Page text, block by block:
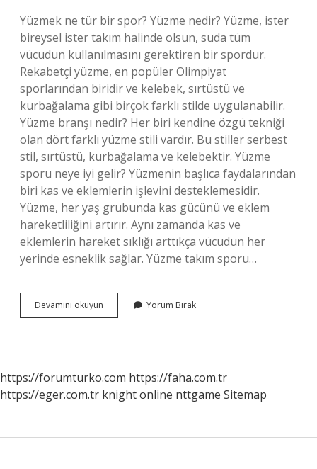
Yüzmek ne tür bir spor? Yüzme nedir? Yüzme, ister
bireysel ister takım halinde olsun, suda tüm
vücudun kullanılmasını gerektiren bir spordur.
Rekabetçi yüzme, en popüler Olimpiyat
sporlarından biridir ve kelebek, sırtüstü ve
kurbağalama gibi birçok farklı stilde uygulanabilir.
Yüzme branşı nedir? Her biri kendine özgü tekniği
olan dört farklı yüzme stili vardır. Bu stiller serbest
stil, sırtüstü, kurbağalama ve kelebektir. Yüzme
sporu neye iyi gelir? Yüzmenin başlıca faydalarından
biri kas ve eklemlerin işlevini desteklemesidir.
Yüzme, her yaş grubunda kas gücünü ve eklem
hareketliliğini artırır. Aynı zamanda kas ve
eklemlerin hareket sıklığı arttıkça vücudun her
yerinde esneklik sağlar. Yüzme takım sporu…
Devamını okuyun
Hangi
Yorum Bırak
https://forumturko.com https://faha.com.tr
https://eger.com.tr knight online nttgame Sitemap